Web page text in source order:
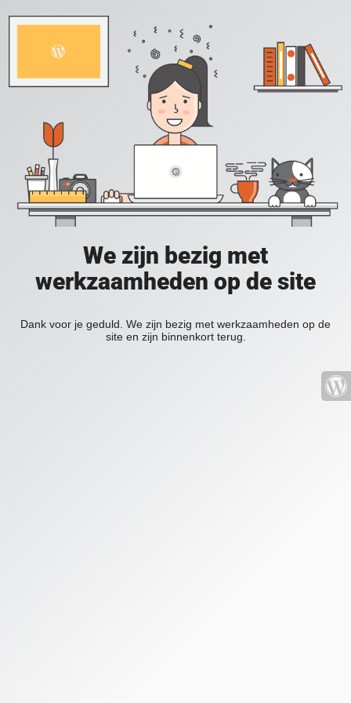
We zijn bezig met
werkzaamheden op de site
Dank voor je geduld. We zijn bezig met werkzaamheden op de
site en zijn binnenkort terug.